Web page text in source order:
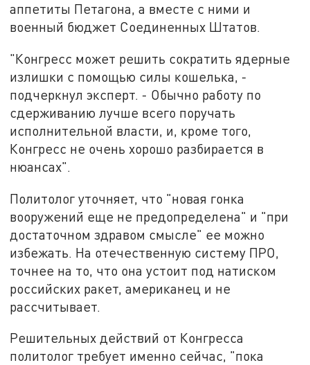
аппетиты Петагона, а вместе с ними и
военный бюджет Соединенных Штатов.
"Конгресс может решить сократить ядерные
излишки с помощью силы кошелька, -
подчеркнул эксперт. - Обычно работу по
сдерживанию лучше всего поручать
исполнительной власти, и, кроме того,
Конгресс не очень хорошо разбирается в
нюансах".
Политолог уточняет, что "новая гонка
вооружений еще не предопределена" и "при
достаточном здравом смысле" ее можно
избежать. На отечественную систему ПРО,
точнее на то, что она устоит под натиском
российских ракет, американец и не
рассчитывает.
Решительных действий от Конгресса
политолог требует именно сейчас, "пока